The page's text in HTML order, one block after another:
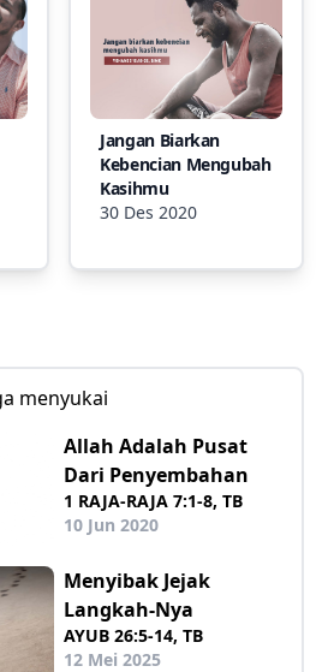
Jangan Biarkan
Kebencian Mengubah
Kasihmu
30 Des 2020
menyukai
Allah Adalah Pusat
Dari Penyembahan
1 RAJA-RAJA 7:1-8, TB
10 Jun 2020
Menyibak Jejak
Langkah-Nya
AYUB 26:5-14, TB
12 Mei 2025